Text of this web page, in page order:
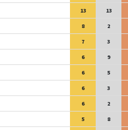
13 13
8 2
7 3
6 9
6 5
6 3
6 2
5 8